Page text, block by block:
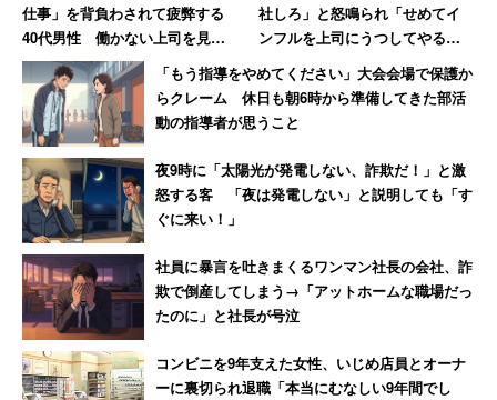
仕事」を背負わされて疲弊する
40代男性 働かない上司を見て
気づいた「残酷な事実」
社しろ」と怒鳴られ「せめてイ
ンフルを上司にうつしてやる」
と思った男性 数年後その職場
は「潰された」【後編】
「もう指導をやめてください」大会会場で保護か
らクレーム 休日も朝6時から準備してきた部活
動の指導者が思うこと
夜9時に「太陽光が発電しない、詐欺だ！」と激
怒する客 「夜は発電しない」と説明しても「す
ぐに来い！」
社員に暴言を吐きまくるワンマン社長の会社、詐
欺で倒産してしまう→「アットホームな職場だっ
たのに」と社長が号泣
コンビニを9年支えた女性、いじめ店員とオーナ
ーに裏切られ退職「本当にむなしい9年間でし